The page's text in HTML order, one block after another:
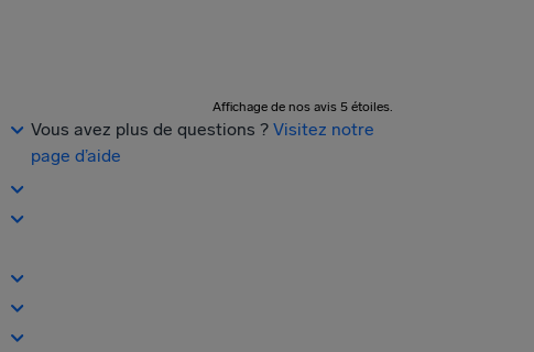
Affichage de nos avis 5 étoiles.
Vous avez plus de questions ? Visitez notre
page d’aide